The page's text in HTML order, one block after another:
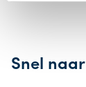
Snel naar